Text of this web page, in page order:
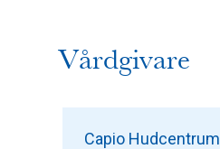
Vårdgivare
Capio Hudcentrum